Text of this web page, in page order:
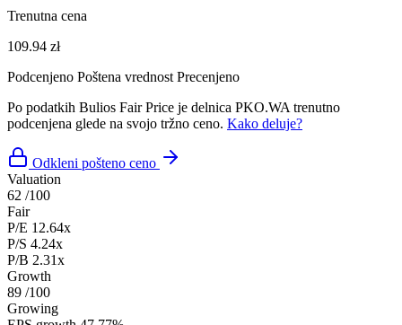
Trenutna cena
109.94 zł
Podcenjeno Poštena vrednost Precenjeno
Po podatkih Bulios Fair Price je delnica PKO.WA trenutno
podcenjena glede na svojo tržno ceno. Kako deluje?
Odkleni pošteno ceno
Valuation
62 /100
Fair
P/E 12.64x
P/S 4.24x
P/B 2.31x
Growth
89 /100
Growing